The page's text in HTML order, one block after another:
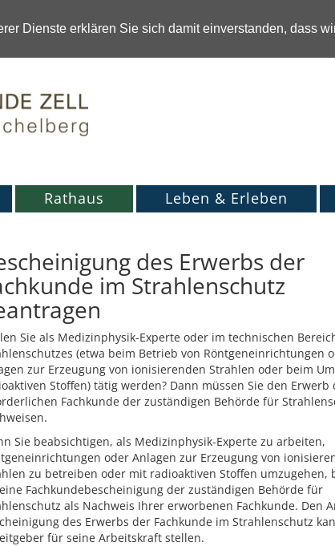
Dienste erklären Sie sich damit einverstanden, dass
Rathaus Leben & Erleben
des Erwerbs der
im Strahlenschutz
Sie als Medizinphysik-Experte oder im technischen
(etwa beim Betrieb von Röntgeneinrichtungen
zur Erzeugung von ionisierenden Strahlen oder beim
Stoffen) tätig werden? Dann müssen Sie den
Fachkunde der zuständigen Behörde für
Sie beabsichtigen, als Medizinphysik-Experte zu arbeiten,
oder Anlagen zur Erzeugung von
zu betreiben oder mit radioaktiven Stoffen umzugehen,
Fachkundebescheinigung der zuständigen Behörde für
als Nachweis Ihrer erworbenen Fachkunde. Den
des Erwerbs der Fachkunde im Strahlenschutz
für seine Arbeitskraft stellen.